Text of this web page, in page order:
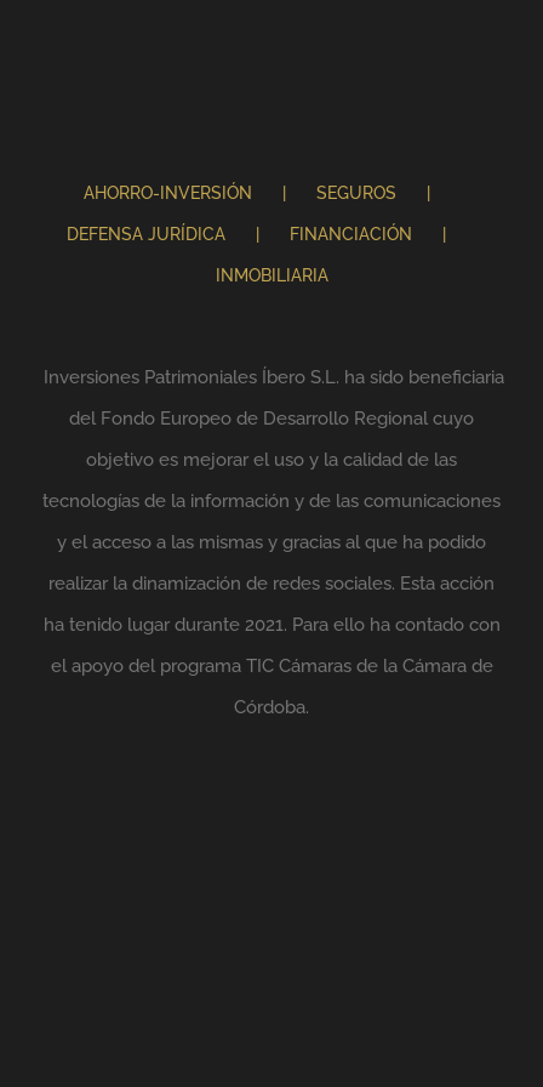
AHORRO-INVERSIÓN SEGUROS
DEFENSA JURÍDICA FINANCIACIÓN
INMOBILIARIA
Inversiones Patrimoniales Íbero S.L. ha sido beneficiaria
del Fondo Europeo de Desarrollo Regional cuyo
objetivo es mejorar el uso y la calidad de las
tecnologías de la información y de las comunicaciones
y el acceso a las mismas y gracias al que ha podido
realizar la dinamización de redes sociales. Esta acción
ha tenido lugar durante 2021. Para ello ha contado con
el apoyo del programa TIC Cámaras de la Cámara de
Córdoba.